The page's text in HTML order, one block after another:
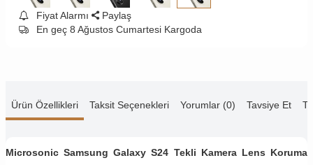
Fiyat Alarmı
Paylaş
En geç 8 Ağustos Cumartesi Kargoda
Ürün Özellikleri Taksit Seçenekleri Yorumlar (0) Tavsiye Et
Microsonic Samsung Galaxy S24 Tekli Kamera Lens Koruma